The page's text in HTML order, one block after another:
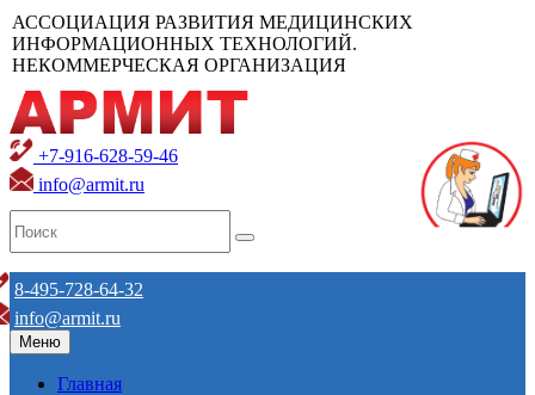
АССОЦИАЦИЯ РАЗВИТИЯ МЕДИЦИНСКИХ
ИНФОРМАЦИОННЫХ ТЕХНОЛОГИЙ.
НЕКОММЕРЧЕСКАЯ ОРГАНИЗАЦИЯ
+7-916-628-59-46
info@armit.ru
8-495-728-64-32
info@armit.ru
Меню
Главная